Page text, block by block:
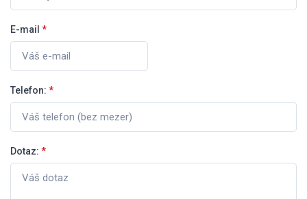
E-mail *
Telefon: *
Dotaz: *